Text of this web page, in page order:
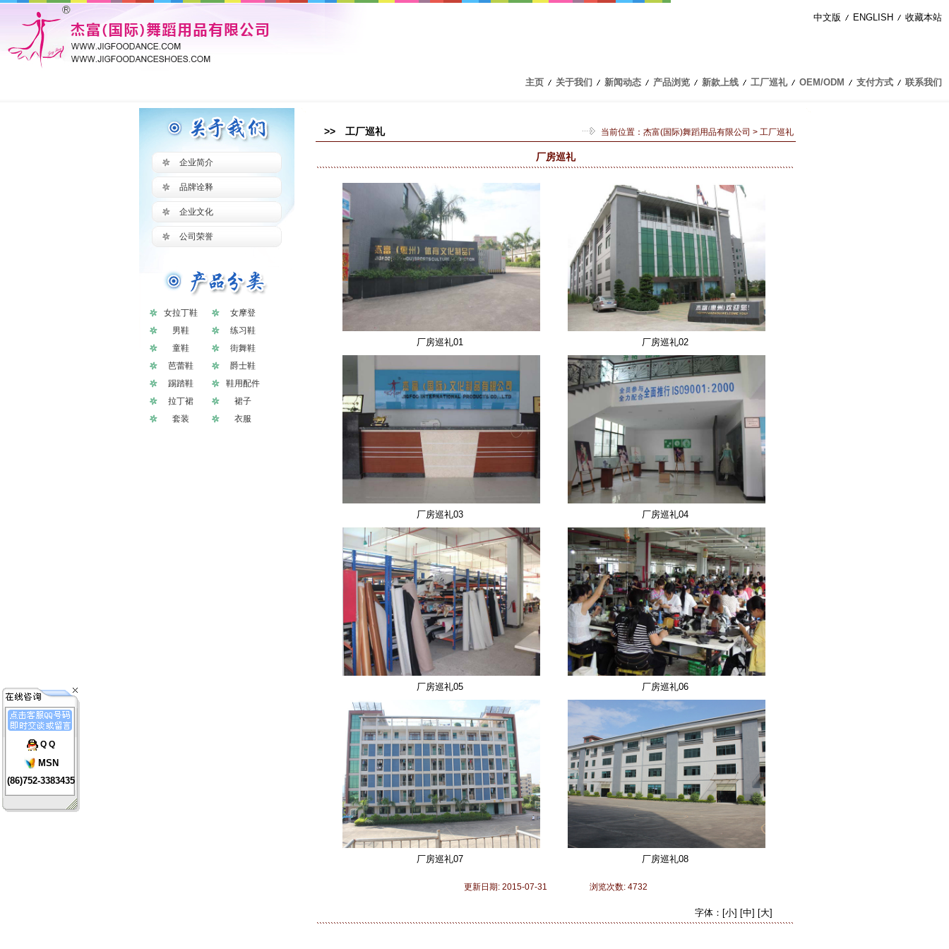
Q Q
MSN
(86)752-3383435
中文版 ENGLISH 收藏本站
主页 关于我们 新闻动态 产品浏览 新款上线 工厂巡礼 OEM/ODM 支付方式 联系我们
企业简介
品牌诠释
企业文化
公司荣誉
女拉丁鞋
女摩登
男鞋
练习鞋
童鞋
街舞鞋
芭蕾鞋
爵士鞋
踢踏鞋
鞋用配件
拉丁裙
裙子
套装
衣服
>> 工厂巡礼 当前位置： 杰富(国际)舞蹈用品有限公司 > 工厂巡礼
厂房巡礼
厂房巡礼01 厂房巡礼02
厂房巡礼03 厂房巡礼04
厂房巡礼05 厂房巡礼06
厂房巡礼07 厂房巡礼08
更新日期: 2015-07-31 浏览次数: 4732
字体： [小] [中] [大]